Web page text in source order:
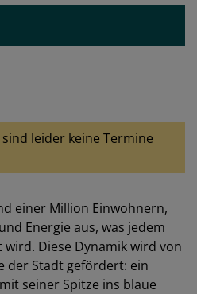
leider keine Termine
einer Million Einwohnern,
Energie aus, was jedem
Diese Dynamik wird von
der Stadt gefördert: ein
seiner Spitze ins blaue